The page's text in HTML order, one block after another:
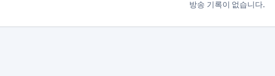
방송 기록이 없습니다.